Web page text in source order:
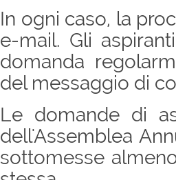
In ogni caso, la
e-mail. Gli
domanda
del messaggio di
Le domande di
dell'Assemblea
sottomesse